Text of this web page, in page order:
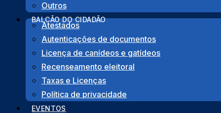
Outros
BALCÃO DO CIDADÃO
Atestados
Autenticações de documentos
Licença de canídeos e gatídeos
Recenseamento eleitoral
Taxas e Licenças
Política de privacidade
EVENTOS